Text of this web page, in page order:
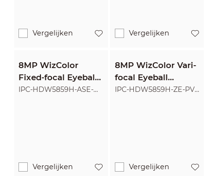
Vergelijken Vergelijken
8MP WizColor
Fixed-focal Eyeball
WizMind Network
IPC-HDW5859H-ASE-
Vergelijken
8MP WizColor Vari-
focal Eyeball
WizMind Network
IPC-HDW5859H-ZE-PV-
Vergelijken